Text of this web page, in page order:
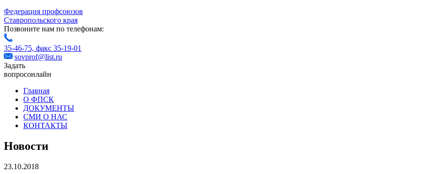
Федерация профсоюзов
Ставропольского края
Позвоните нам по телефонам:
35-46-75, факс 35-19-01
sovprof@list.ru
Задать
вопросонлайн
Главная
О ФПСК
ДОКУМЕНТЫ
СМИ О НАС
КОНТАКТЫ
Новости
23.10.2018